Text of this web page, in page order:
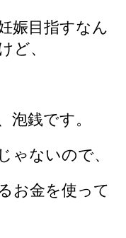
娠目指すなん
ど、
泡銭です。
ゃないので、
お金を使って